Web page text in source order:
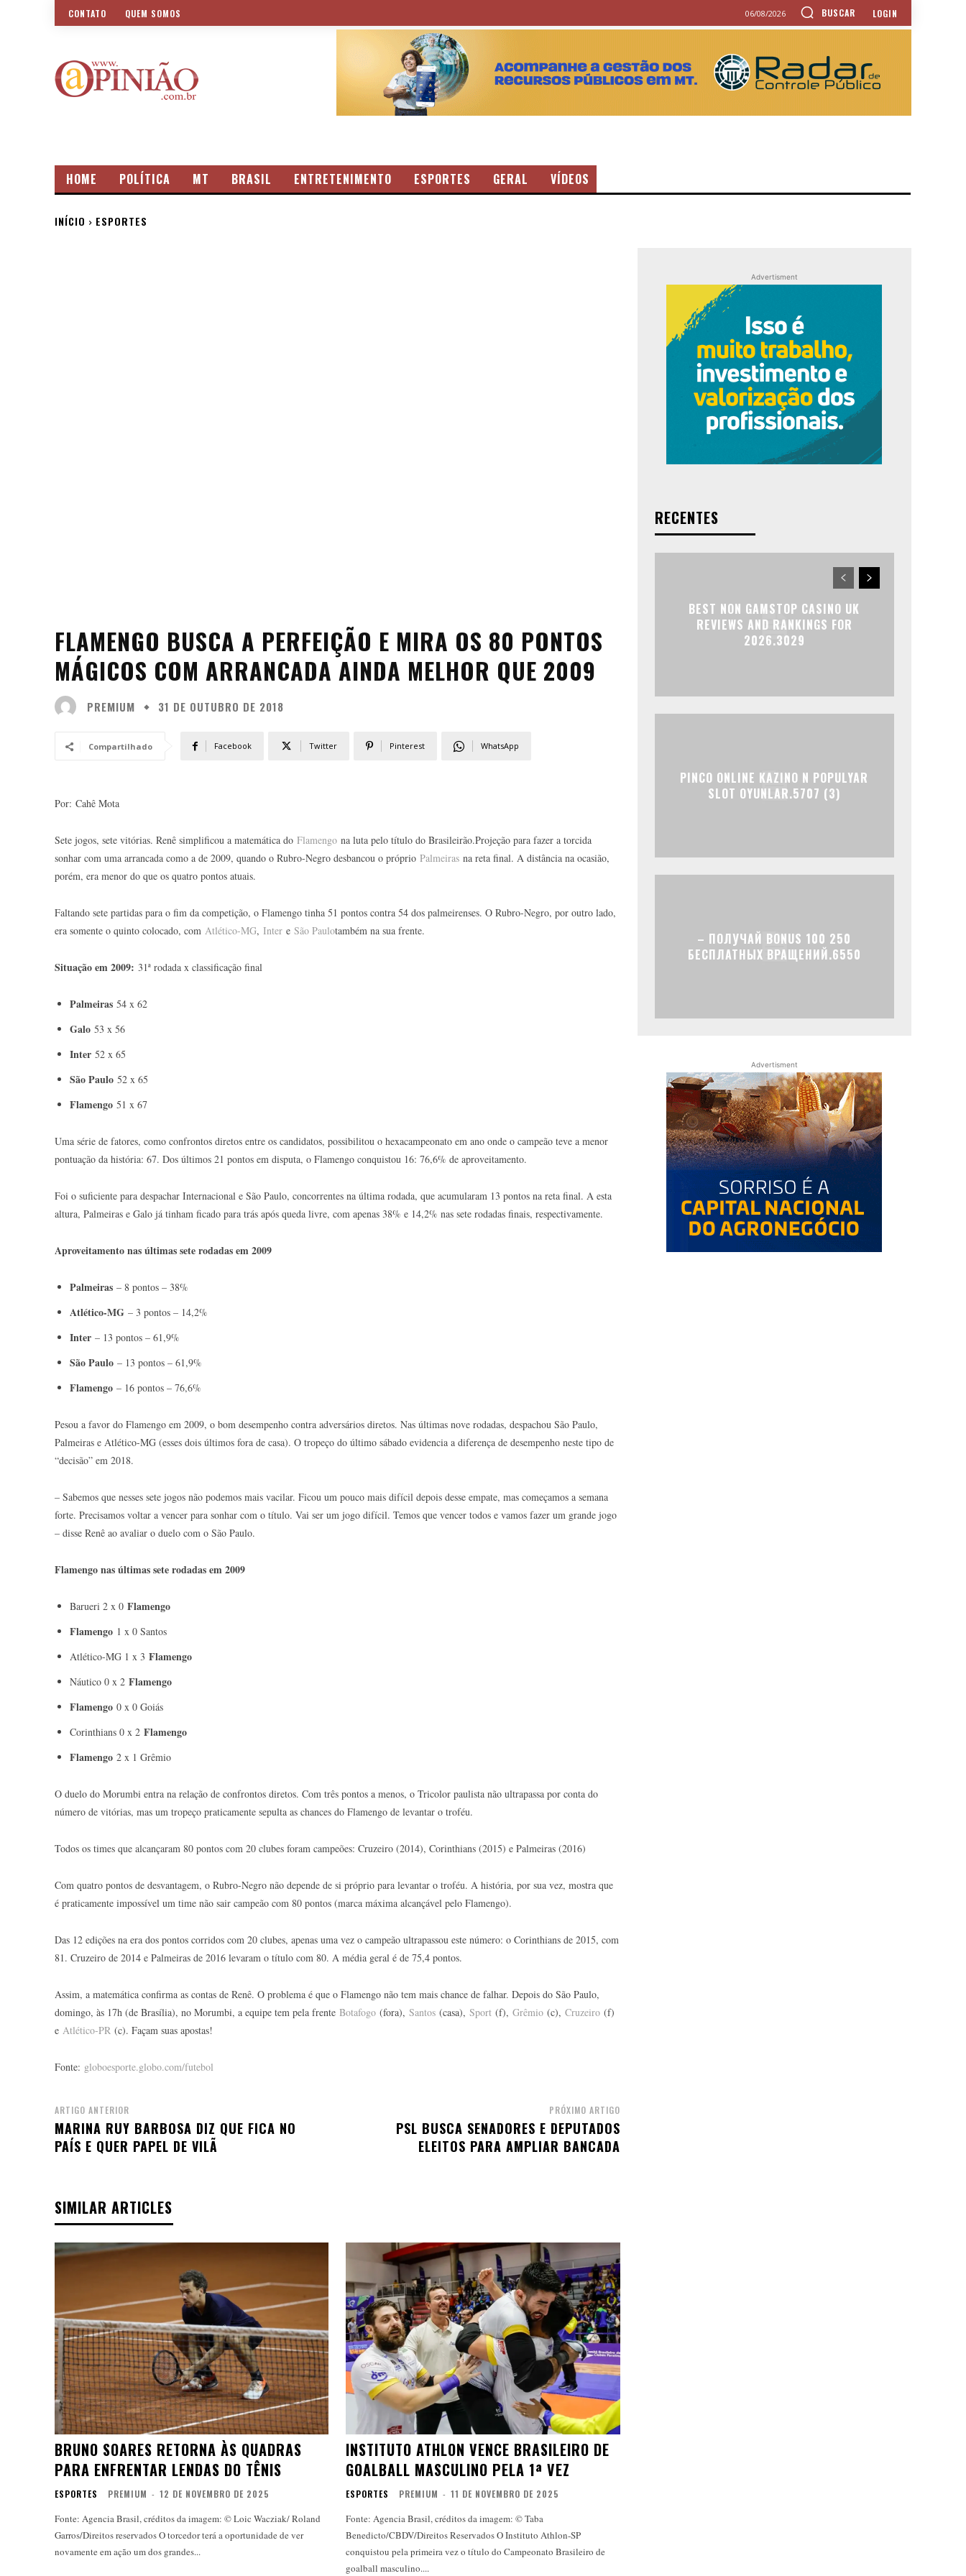
CONTATO QUEM SOMOS 06/08/2026 BUSCAR LOGIN
HOME POLÍTICA MT BRASIL ENTRETENIMENTO ESPORTES GERAL VÍDEOS
INÍCIO ESPORTES
FLAMENGO BUSCA A PERFEIÇÃO E MIRA OS 80 PONTOS
MÁGICOS COM ARRANCADA AINDA MELHOR QUE 2009
PREMIUM 31 DE OUTUBRO DE 2018
Compartilhado Facebook Twitter Pinterest WhatsApp
Por: Cahê Mota
Sete jogos, sete vitórias. Renê simplificou a matemática do Flamengo na luta pelo título do Brasileirão.Projeção para fazer a torcida
sonhar com uma arrancada como a de 2009, quando o Rubro-Negro desbancou o próprio Palmeiras na reta final. A distância na ocasião,
porém, era menor do que os quatro pontos atuais.
Faltando sete partidas para o fim da competição, o Flamengo tinha 51 pontos contra 54 dos palmeirenses. O Rubro-Negro, por outro lado,
era somente o quinto colocado, com Atlético-MG, Inter e São Paulotambém na sua frente.
Situação em 2009: 31ª rodada x classificação final
Palmeiras 54 x 62
Galo 53 x 56
Inter 52 x 65
São Paulo 52 x 65
Flamengo 51 x 67
Uma série de fatores, como confrontos diretos entre os candidatos, possibilitou o hexacampeonato em ano onde o campeão teve a menor
pontuação da história: 67. Dos últimos 21 pontos em disputa, o Flamengo conquistou 16: 76,6% de aproveitamento.
Foi o suficiente para despachar Internacional e São Paulo, concorrentes na última rodada, que acumularam 13 pontos na reta final. A esta
altura, Palmeiras e Galo já tinham ficado para trás após queda livre, com apenas 38% e 14,2% nas sete rodadas finais, respectivamente.
Aproveitamento nas últimas sete rodadas em 2009
Palmeiras – 8 pontos – 38%
Atlético-MG – 3 pontos – 14,2%
Inter – 13 pontos – 61,9%
São Paulo – 13 pontos – 61,9%
Flamengo – 16 pontos – 76,6%
Pesou a favor do Flamengo em 2009, o bom desempenho contra adversários diretos. Nas últimas nove rodadas, despachou São Paulo,
Palmeiras e Atlético-MG (esses dois últimos fora de casa). O tropeço do último sábado evidencia a diferença de desempenho neste tipo de
“decisão” em 2018.
– Sabemos que nesses sete jogos não podemos mais vacilar. Ficou um pouco mais difícil depois desse empate, mas começamos a semana
forte. Precisamos voltar a vencer para sonhar com o título. Vai ser um jogo difícil. Temos que vencer todos e vamos fazer um grande jogo
– disse Renê ao avaliar o duelo com o São Paulo.
Flamengo nas últimas sete rodadas em 2009
Barueri 2 x 0 Flamengo
Flamengo 1 x 0 Santos
Atlético-MG 1 x 3 Flamengo
Náutico 0 x 2 Flamengo
Flamengo 0 x 0 Goiás
Corinthians 0 x 2 Flamengo
Flamengo 2 x 1 Grêmio
O duelo do Morumbi entra na relação de confrontos diretos. Com três pontos a menos, o Tricolor paulista não ultrapassa por conta do
número de vitórias, mas um tropeço praticamente sepulta as chances do Flamengo de levantar o troféu.
Todos os times que alcançaram 80 pontos com 20 clubes foram campeões: Cruzeiro (2014), Corinthians (2015) e Palmeiras (2016)
Com quatro pontos de desvantagem, o Rubro-Negro não depende de si próprio para levantar o troféu. A história, por sua vez, mostra que
é praticamente impossível um time não sair campeão com 80 pontos (marca máxima alcançável pelo Flamengo).
Das 12 edições na era dos pontos corridos com 20 clubes, apenas uma vez o campeão ultrapassou este número: o Corinthians de 2015, com
81. Cruzeiro de 2014 e Palmeiras de 2016 levaram o título com 80. A média geral é de 75,4 pontos.
Assim, a matemática confirma as contas de Renê. O problema é que o Flamengo não tem mais chance de falhar. Depois do São Paulo,
domingo, às 17h (de Brasília), no Morumbi, a equipe tem pela frente Botafogo (fora), Santos (casa), Sport (f), Grêmio (c), Cruzeiro (f)
e Atlético-PR (c). Façam suas apostas!
Fonte: globoesporte.globo.com/futebol
ARTIGO ANTERIOR
MARINA RUY BARBOSA DIZ QUE FICA NO
PAÍS E QUER PAPEL DE VILÃ
PRÓXIMO ARTIGO
PSL BUSCA SENADORES E DEPUTADOS
ELEITOS PARA AMPLIAR BANCADA
SIMILAR ARTICLES
BRUNO SOARES RETORNA ÀS QUADRAS
PARA ENFRENTAR LENDAS DO TÊNIS
ESPORTES PREMIUM - 12 DE NOVEMBRO DE 2025
Fonte: Agencia Brasil, créditos da imagem: © Loic Wacziak/ Roland
Garros/Direitos reservados O torcedor terá a oportunidade de ver
novamente em ação um dos grandes...
INSTITUTO ATHLON VENCE BRASILEIRO DE
GOALBALL MASCULINO PELA 1ª VEZ
ESPORTES PREMIUM - 11 DE NOVEMBRO DE 2025
Fonte: Agencia Brasil, créditos da imagem: © Taba
Benedicto/CBDV/Direitos Reservados O Instituto Athlon-SP
conquistou pela primeira vez o título do Campeonato Brasileiro de
goalball masculino....
Advertisment
RECENTES
BEST NON GAMSTOP CASINO UK
REVIEWS AND RANKINGS FOR
2026.3029
PINCO ONLINE KAZINO N POPULYAR
SLOT OYUNLAR.5707 (3)
– ПОЛУЧАЙ BONUS 100 250
БЕСПЛАТНЫХ ВРАЩЕНИЙ.6550
Advertisment